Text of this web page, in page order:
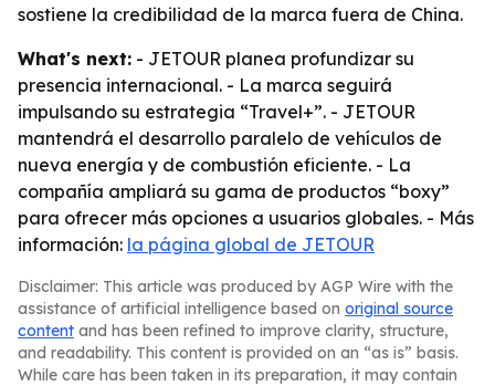
sostiene la credibilidad de la marca fuera de China.
What's next: - JETOUR planea profundizar su
presencia internacional. - La marca seguirá
impulsando su estrategia “Travel+”. - JETOUR
mantendrá el desarrollo paralelo de vehículos de
nueva energía y de combustión eficiente. - La
compañía ampliará su gama de productos “boxy”
para ofrecer más opciones a usuarios globales. - Más
información: la página global de JETOUR
Disclaimer: This article was produced by AGP Wire with the
assistance of artificial intelligence based on original source
content and has been refined to improve clarity, structure,
and readability. This content is provided on an “as is” basis.
While care has been taken in its preparation, it may contain